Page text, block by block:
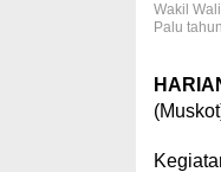
Wakil
Palu